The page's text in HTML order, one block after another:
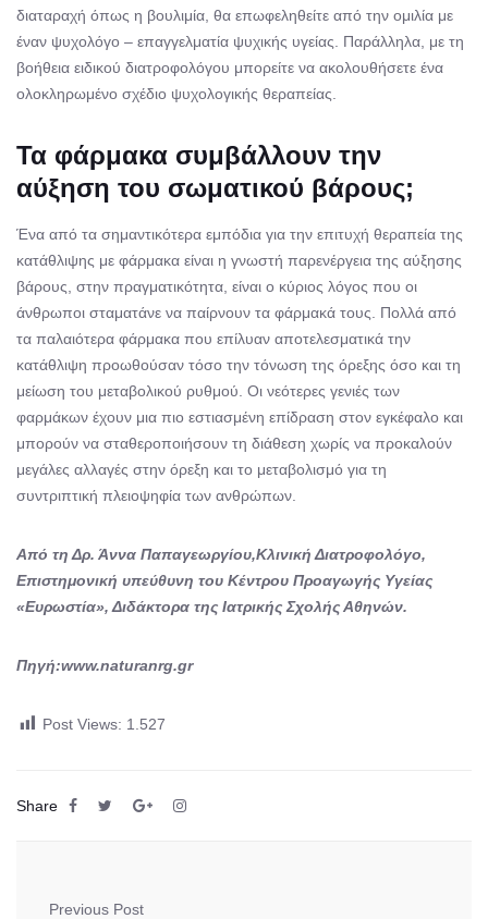
διαταραχή όπως η βουλιμία, θα επωφεληθείτε από την ομιλία με
έναν ψυχολόγο – επαγγελματία ψυχικής υγείας. Παράλληλα, με τη
βοήθεια ειδικού διατροφολόγου μπορείτε να ακολουθήσετε ένα
ολοκληρωμένο σχέδιο ψυχολογικής θεραπείας.
Τα φάρμακα συμβάλλουν την
αύξηση του σωματικού βάρους;
Ένα από τα σημαντικότερα εμπόδια για την επιτυχή θεραπεία της
κατάθλιψης με φάρμακα είναι η γνωστή παρενέργεια της αύξησης
βάρους, στην πραγματικότητα, είναι ο κύριος λόγος που οι
άνθρωποι σταματάνε να παίρνουν τα φάρμακά τους. Πολλά από
τα παλαιότερα φάρμακα που επίλυαν αποτελεσματικά την
κατάθλιψη προωθούσαν τόσο την τόνωση της όρεξης όσο και τη
μείωση του μεταβολικού ρυθμού. Οι νεότερες γενιές των
φαρμάκων έχουν μια πιο εστιασμένη επίδραση στον εγκέφαλο και
μπορούν να σταθεροποιήσουν τη διάθεση χωρίς να προκαλούν
μεγάλες αλλαγές στην όρεξη και το μεταβολισμό για τη
συντριπτική πλειοψηφία των ανθρώπων.
Από τη Δρ. Άννα Παπαγεωργίου,Κλινική Διατροφολόγο,
Επιστημονική υπεύθυνη του Κέντρου Προαγωγής Υγείας
«Ευρωστία», Διδάκτορα της Ιατρικής Σχολής Αθηνών.
Πηγή:www.naturanrg.gr
Post Views: 1.527
Share
Previous Post